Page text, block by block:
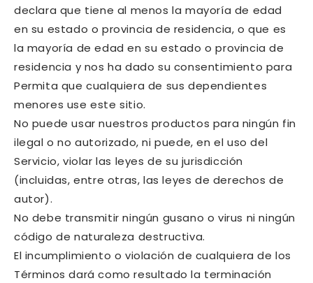
declara que tiene al menos la mayoría de edad
en su estado o provincia de residencia, o que es
la mayoría de edad en su estado o provincia de
residencia y nos ha dado su consentimiento para
Permita que cualquiera de sus dependientes
menores use este sitio.
No puede usar nuestros productos para ningún fin
ilegal o no autorizado, ni puede, en el uso del
Servicio, violar las leyes de su jurisdicción
(incluidas, entre otras, las leyes de derechos de
autor).
No debe transmitir ningún gusano o virus ni ningún
código de naturaleza destructiva.
El incumplimiento o violación de cualquiera de los
Términos dará como resultado la terminación